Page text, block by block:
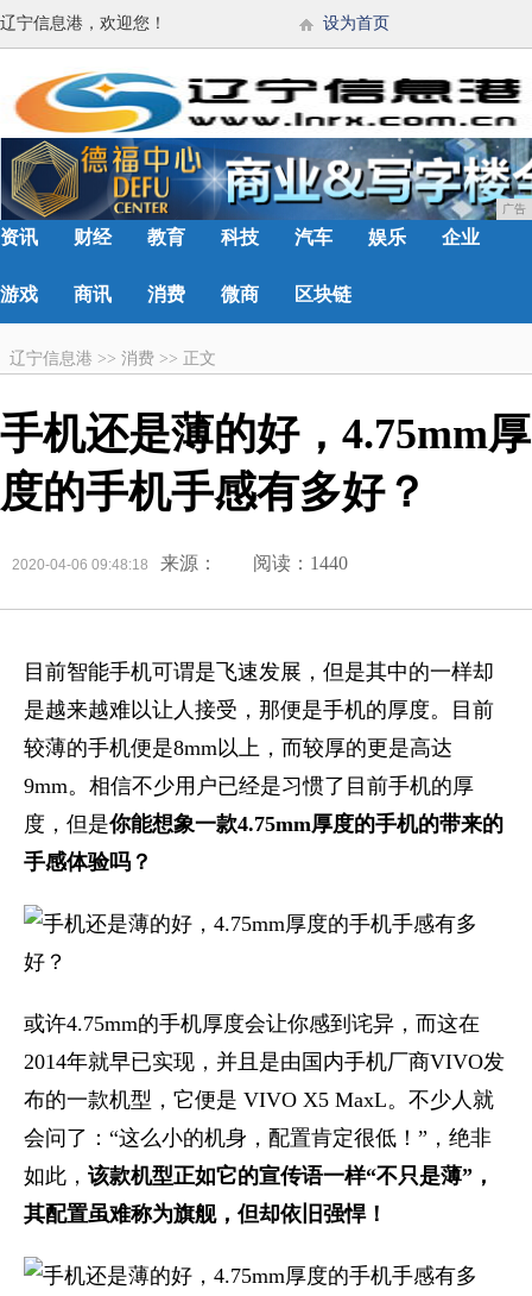
辽宁信息港，欢迎您！ 设为首页
广告
资讯 财经 教育 科技 汽车 娱乐 企业
游戏 商讯 消费 微商 区块链
辽宁信息港 >> 消费 >> 正文
手机还是薄的好，4.75mm厚
度的手机手感有多好？
2020-04-06 09:48:18 来源： 阅读：1440
目前智能手机可谓是飞速发展，但是其中的一样却
是越来越难以让人接受，那便是手机的厚度。目前
较薄的手机便是8mm以上，而较厚的更是高达
9mm。相信不少用户已经是习惯了目前手机的厚
度，但是你能想象一款4.75mm厚度的手机的带来的
手感体验吗？
或许4.75mm的手机厚度会让你感到诧异，而这在
2014年就早已实现，并且是由国内手机厂商VIVO发
布的一款机型，它便是 VIVO X5 MaxL。不少人就
会问了：“这么小的机身，配置肯定很低！”，绝非
如此， 该款机型正如它的宣传语一样“不只是薄”，
其配置虽难称为旗舰，但却依旧强悍！